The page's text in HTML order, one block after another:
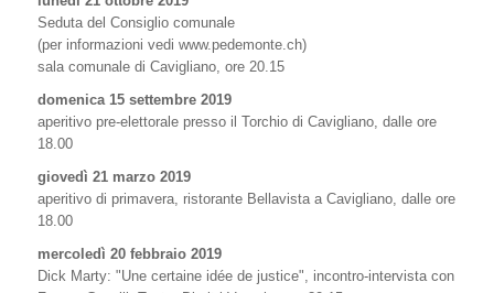
Seduta del Consiglio comunale
(per informazioni vedi www.pedemonte.ch)
sala comunale di Cavigliano, ore 20.15
domenica 15 settembre 2019
aperitivo pre-elettorale presso il Torchio di Cavigliano, dalle ore
18.00
giovedì 21 marzo 2019
aperitivo di primavera, ristorante Bellavista a Cavigliano, dalle ore
18.00
mercoledì 20 febbraio 2019
Dick Marty: "Une certaine idée de justice", incontro-intervista con